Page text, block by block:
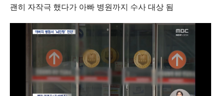
괜히 자작극 했다가 아빠 병원까지 수사 대상 됨